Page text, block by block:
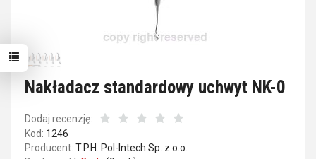
Nakładacz standardowy uchwyt NK-0
Dodaj recenzję:
Kod: 1246
Producent: T.P.H. Pol-Intech Sp. z o.o.